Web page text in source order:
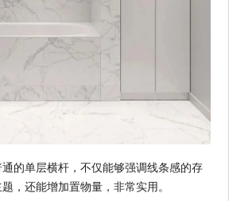
的单层横杆，不仅能够强调线条感的存
，还能增加置物量，非常实用。